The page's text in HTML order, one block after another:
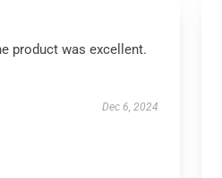
product was excellent.
Dec 6, 2024